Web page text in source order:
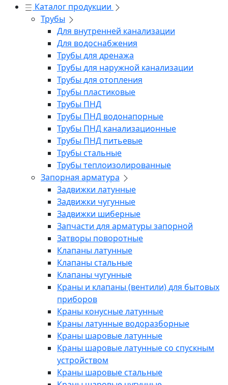
Каталог продукции
Трубы
Для внутренней канализации
Для водоснабжения
Трубы для дренажа
Трубы для наружной канализации
Трубы для отопления
Трубы пластиковые
Трубы ПНД
Трубы ПНД водонапорные
Трубы ПНД канализационные
Трубы ПНД питьевые
Трубы стальные
Трубы теплоизолированные
Запорная арматура
Задвижки латунные
Задвижки чугунные
Задвижки шиберные
Запчасти для арматуры запорной
Затворы поворотные
Клапаны латунные
Клапаны стальные
Клапаны чугунные
Краны и клапаны (вентили) для бытовых
приборов
Краны конусные латунные
Краны латунные водоразборные
Краны шаровые латунные
Краны шаровые латунные со спускным
устройством
Краны шаровые стальные